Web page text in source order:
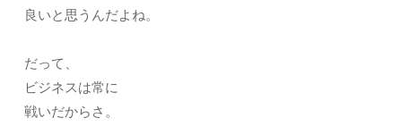
良いと思うんだよね。
だって、
ビジネスは常に
戦いだからさ。